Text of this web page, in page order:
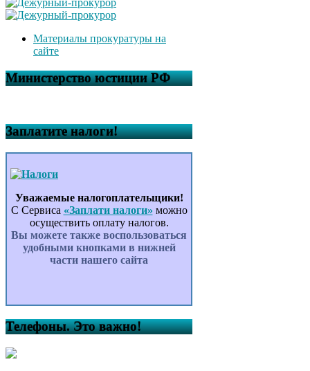
Материалы прокуратуры на
сайте
Министерство юстиции РФ
Заплатите налоги!
Уважаемые налогоплательщики!
С Сервиса «Заплати налоги» можно
осуществить оплату налогов.
Вы можете также воспользоваться
удобными кнопками в нижней
части нашего сайта
Телефоны. Это важно!